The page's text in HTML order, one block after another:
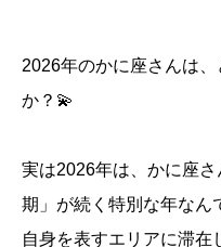
2026年のかに座さんは
か？💫
実は2026年は、かに座
期」が続く特別な年なん
自身を表すエリアに滞在